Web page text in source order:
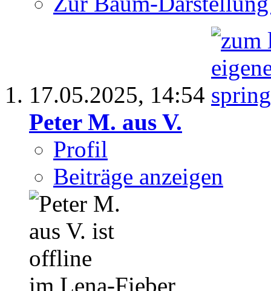
17.05.2025, 14:54
Peter M. aus V.
Profil
Beiträge anzeigen
im Lena-Fieber